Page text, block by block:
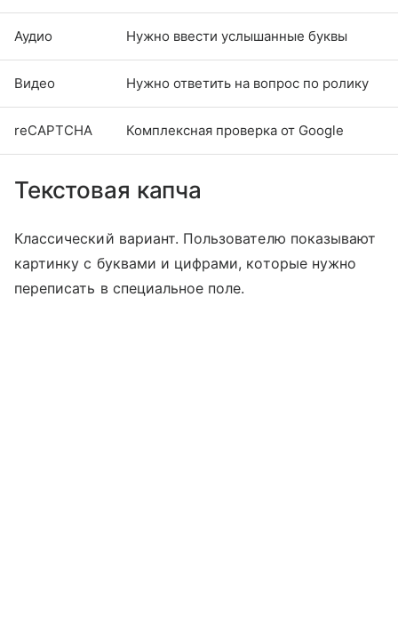
Аудио Нужно ввести услышанные буквы
Видео Нужно ответить на вопрос по ролику
reCAPTCHA Комплексная проверка от Google
Текстовая капча
Классический вариант. Пользователю показывают
картинку с буквами и цифрами, которые нужно
переписать в специальное поле.